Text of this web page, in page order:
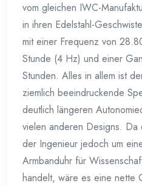
vom gleichen IWC-
in ihren Edelstahl-
mit einer Frequenz von
Stunde (4 Hz) und einer
Stunden. Alles in allem ist
ziemlich beeindruckende
deutlich längeren
vielen anderen Designs.
der Ingenieur jedoch um
Armbanduhr für
handelt, wäre es eine nette